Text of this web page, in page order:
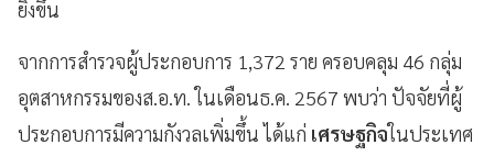
ยิ่งขึ้น
จากการสำรวจผู้ประกอบการ 1,372 ราย ครอบคลุม 46 กลุ่ม
อุตสาหกรรมของส.อ.ท. ในเดือนธ.ค. 2567 พบว่า ปัจจัยที่ผู้
ประกอบการมีความกังวลเพิ่มขึ้น ได้แก่ เศรษฐกิจในประเทศ